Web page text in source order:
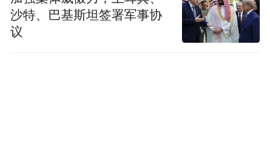
沙特、巴基斯坦签署军事协
议